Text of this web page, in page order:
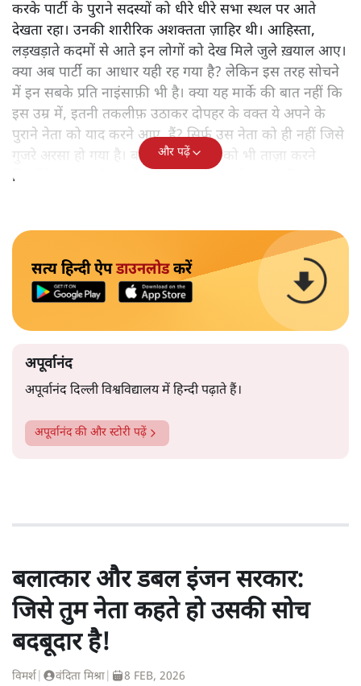
करके पार्टी के पुराने सदस्यों को धीरे धीरे सभा स्थल पर आते
देखता रहा। उनकी शारीरिक अशक्तता ज़ाहिर थी। आहिस्ता,
लड़खड़ाते कदमों से आते इन लोगों को देख मिले जुले ख़याल आए।
क्या अब पार्टी का आधार यही रह गया है? लेकिन इस तरह सोचने
में इन सबके प्रति नाइंसाफ़ी भी है। क्या यह मार्के की बात नहीं कि
इस उम्र में, इतनी तकलीफ़ उठाकर दोपहर के वक्त ये अपने के
पुराने नेता को याद करने आए हैं? सिर्फ़ उस नेता को ही नहीं जिसे
गुजरे अरसा हो गया है। बल्कि उन विचारों को भी ताज़ा करने
जिन्होंने इन सबको उस नेता की तरह ही अपनी तरफ़ खींचा।
और पढ़ें
सत्य हिन्दी ऐपडाउनलोडकरें
अपूर्वानंद
अपूर्वानंद दिल्ली विश्वविद्यालय में हिन्दी पढ़ाते हैं।
अपूर्वानंदकी और स्टोरी पढ़ें
बलात्कार और डबल इंजन सरकार:
जिसे तुम नेता कहते हो उसकी सोच
बदबूदार है!
विमर्श वंदिता मिश्रा 8 FEB, 2026